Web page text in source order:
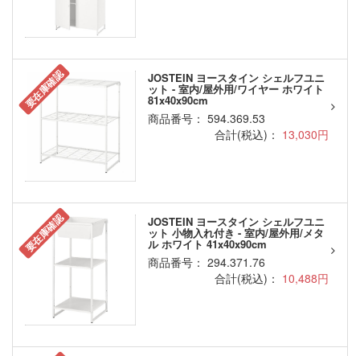
要在庫確認 JOSTEIN ヨースタイン シェルフユニ
ット - 室内/屋外用/ワイヤー ホワイト
81x40x90cm
商品番号： 594.369.53
合計(税込)： 13,030円
要在庫確認 JOSTEIN ヨースタイン シェルフユニ
ット 小物入れ付き - 室内/屋外用/メタ
ル ホワイト 41x40x90cm
商品番号： 294.371.76
合計(税込)： 10,488円